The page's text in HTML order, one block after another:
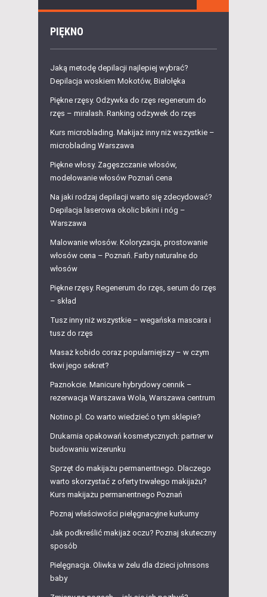
PIĘKNO
Jaką metodę depilacji najlepiej wybrać?
Depilacja woskiem Mokotów, Białołęka
Piękne rzęsy. Odżywka do rzęs regenerum do
rzęs – miralash. Ranking odżywek do rzęs
Kurs microblading. Makijaż inny niż wszystkie –
microblading Warszawa
Piękne włosy. Zagęszczanie włosów,
modelowanie włosów Poznań cena
Na jaki rodzaj depilacji warto się zdecydować?
Depilacja laserowa okolic bikini i nóg –
Warszawa
Malowanie włosów. Koloryzacja, prostowanie
włosów cena – Poznań. Farby naturalne do
włosów
Piękne rzęsy. Regenerum do rzęs, serum do rzęs
– skład
Tusz inny niż wszystkie – wegańska mascara i
tusz do rzęs
Masaż kobido coraz popularniejszy – w czym
tkwi jego sekret?
Paznokcie. Manicure hybrydowy cennik –
rezerwacja Warszawa Wola, Warszawa centrum
Notino.pl. Co warto wiedzieć o tym sklepie?
Drukarnia opakowań kosmetycznych: partner w
budowaniu wizerunku
Sprzęt do makijażu permanentnego. Dlaczego
warto skorzystać z oferty trwałego makijażu?
Kurs makijażu permanentnego Poznań
Poznaj właściwości pielęgnacyjne kurkumy
Jak podkreślić makijaż oczu? Poznaj skuteczny
sposób
Pielęgnacja. Oliwka w żelu dla dzieci johnsons
baby